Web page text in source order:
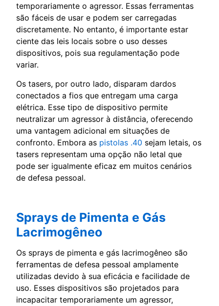
temporariamente o agressor. Essas ferramentas
são fáceis de usar e podem ser carregadas
discretamente. No entanto, é importante estar
ciente das leis locais sobre o uso desses
dispositivos, pois sua regulamentação pode
variar.
Os tasers, por outro lado, disparam dardos
conectados a fios que entregam uma carga
elétrica. Esse tipo de dispositivo permite
neutralizar um agressor à distância, oferecendo
uma vantagem adicional em situações de
confronto. Embora as pistolas .40 sejam letais, os
tasers representam uma opção não letal que
pode ser igualmente eficaz em muitos cenários
de defesa pessoal.
Sprays de Pimenta e Gás
Lacrimogêneo
Os sprays de pimenta e gás lacrimogêneo são
ferramentas de defesa pessoal amplamente
utilizadas devido à sua eficácia e facilidade de
uso. Esses dispositivos são projetados para
incapacitar temporariamente um agressor,